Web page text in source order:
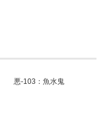
悪-103：魚水鬼